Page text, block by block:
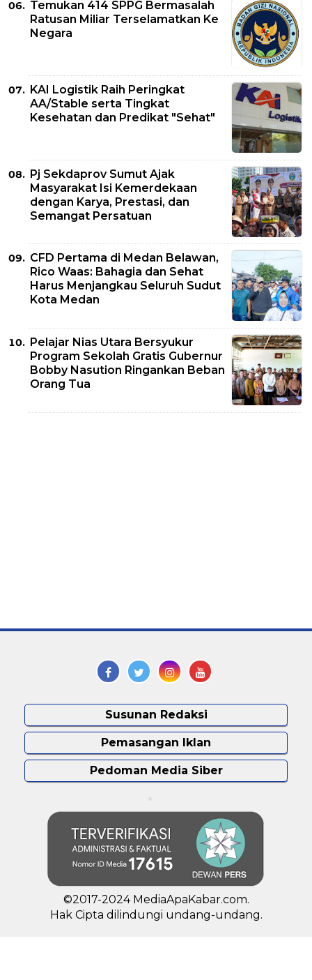
Temukan 414 SPPG Bermasalah
Ratusan Miliar Terselamatkan Ke
Negara
KAI Logistik Raih Peringkat
AA/Stable serta Tingkat
Kesehatan dan Predikat "Sehat"
Pj Sekdaprov Sumut Ajak
Masyarakat Isi Kemerdekaan
dengan Karya, Prestasi, dan
Semangat Persatuan
CFD Pertama di Medan Belawan,
Rico Waas: Bahagia dan Sehat
Harus Menjangkau Seluruh Sudut
Kota Medan
Pelajar Nias Utara Bersyukur
Program Sekolah Gratis Gubernur
Bobby Nasution Ringankan Beban
Orang Tua
Susunan Redaksi
Pemasangan Iklan
Pedoman Media Siber
©2017-2024 MediaApaKabar.com.
Hak Cipta dilindungi undang-undang.